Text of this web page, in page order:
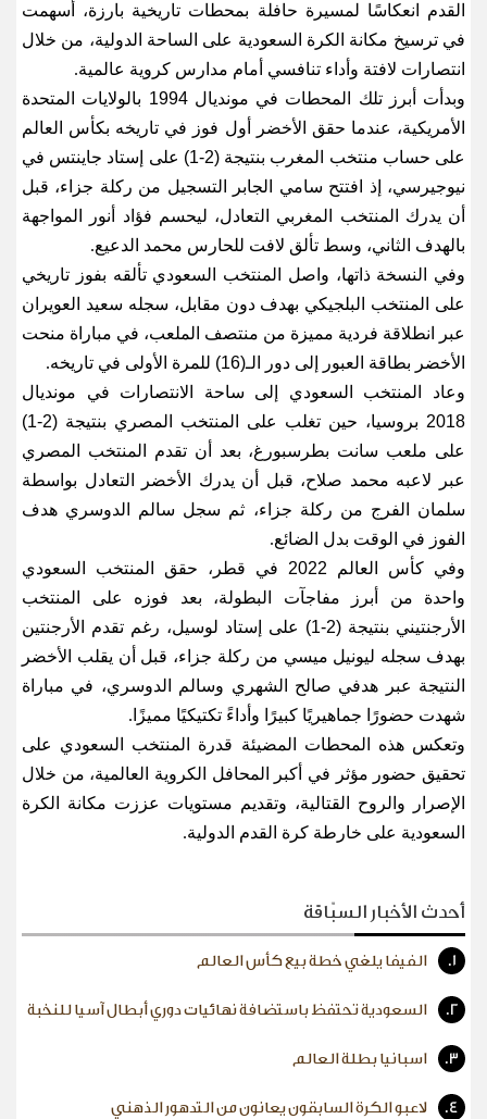
القدم انعكاسًا لمسيرة حافلة بمحطات تاريخية بارزة، أسهمت
في ترسيخ مكانة الكرة السعودية على الساحة الدولية، من خلال
انتصارات لافتة وأداء تنافسي أمام مدارس كروية عالمية.
وبدأت أبرز تلك المحطات في مونديال 1994 بالولايات المتحدة
الأمريكية، عندما حقق الأخضر أول فوز في تاريخه بكأس العالم
على حساب منتخب المغرب بنتيجة (2-1) على إستاد جاينتس في
نيوجيرسي، إذ افتتح سامي الجابر التسجيل من ركلة جزاء، قبل
أن يدرك المنتخب المغربي التعادل، ليحسم فؤاد أنور المواجهة
بالهدف الثاني، وسط تألق لافت للحارس محمد الدعيع.
وفي النسخة ذاتها، واصل المنتخب السعودي تألقه بفوز تاريخي
على المنتخب البلجيكي بهدف دون مقابل، سجله سعيد العويران
عبر انطلاقة فردية مميزة من منتصف الملعب، في مباراة منحت
الأخضر بطاقة العبور إلى دور الـ(16) للمرة الأولى في تاريخه
.
وعاد المنتخب السعودي إلى ساحة الانتصارات في مونديال
2018 بروسيا، حين تغلب على المنتخب المصري بنتيجة (2-1)
على ملعب سانت بطرسبورغ، بعد أن تقدم المنتخب المصري
عبر لاعبه محمد صلاح، قبل أن يدرك الأخضر التعادل بواسطة
سلمان الفرج من ركلة جزاء، ثم سجل سالم الدوسري هدف
الفوز في الوقت بدل الضائع.
وفي كأس العالم 2022 في قطر، حقق المنتخب السعودي
واحدة من أبرز مفاجآت البطولة، بعد فوزه على المنتخب
الأرجنتيني بنتيجة (2-1) على إستاد لوسيل، رغم تقدم الأرجنتين
بهدف سجله ليونيل ميسي من ركلة جزاء، قبل أن يقلب الأخضر
النتيجة عبر هدفي صالح الشهري وسالم الدوسري، في مباراة
شهدت حضورًا جماهيريًا كبيرًا وأداءً تكتيكيًا مميزًا .
وتعكس هذه المحطات المضيئة قدرة المنتخب السعودي على
تحقيق حضور مؤثر في أكبر المحافل الكروية العالمية، من خلال
الإصرار والروح القتالية، وتقديم مستويات عززت مكانة الكرة
السعودية على خارطة كرة القدم الدولية.
أحدث الأخبار السبّاقة
1. الفيفا يلغي خطة بيع كأس العالم
2. السعودية تحتفظ باستضافة نهائيات دوري أبطال آسيا للنخبة
3. اسبانيا بطلة العالم
4. لاعبو الكرة السابقون يعانون من التدهور الذهني